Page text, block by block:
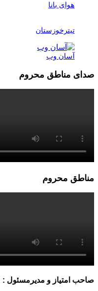
هوای بانا
تیترخوزستان
آسان وب
صدای مناطق محروم
مناطق محروم
صاحب امتیاز و مدیرمسئول :